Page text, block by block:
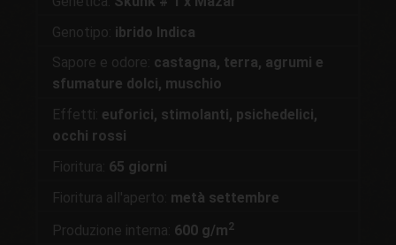
Genotipo: ibrido Indica
Sapore e odore: castagna, terra, agrumi e
sfumature dolci, muschio
Effetti: euforici, stimolanti, psichedelici,
occhi rossi
Fioritura: 65 giorni
Fioritura all'aperto: metà settembre
Produzione interna: 600 g/m2